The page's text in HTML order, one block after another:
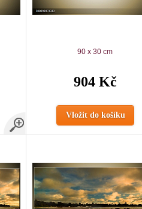
90 x 30 cm
904 Kč
Vložit do košíku